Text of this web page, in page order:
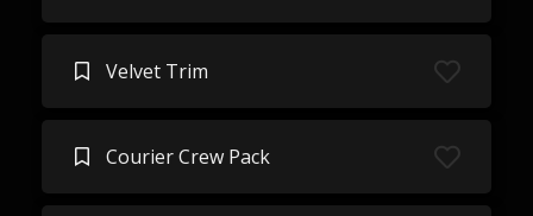
Velvet Trim
Courier Crew Pack